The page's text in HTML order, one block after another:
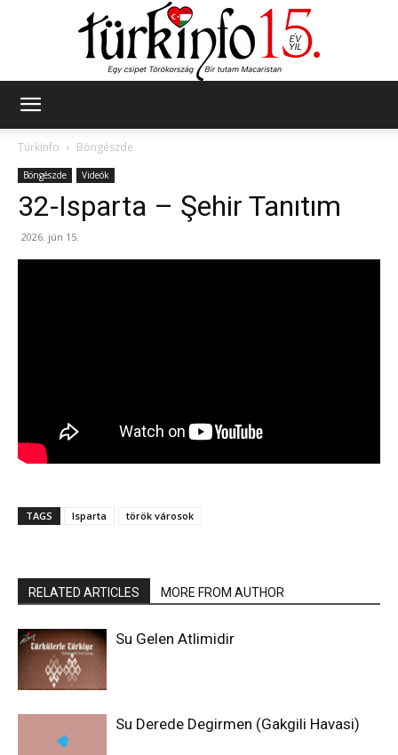
Türkinfo
Böngészde
Böngészde Videók
32-Isparta – Şehir Tanıtım
2026. jún 15.
TAGS Isparta török városok
RELATED ARTICLES MORE FROM AUTHOR
Su Gelen Atlimidir
Su Derede Degirmen (Gakgili Havasi)